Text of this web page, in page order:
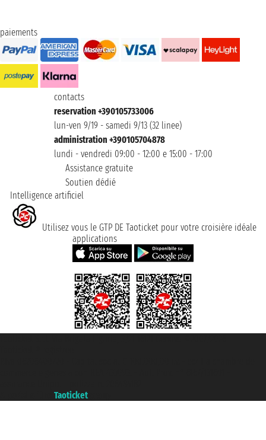
paiements
contacts
reservation +390105733006
lun-ven 9/19 - samedi 9/13 (32 linee)
administration +390105704878
lundi - vendredi 09:00 - 12:00 e 15:00 - 17:00
Assistance gratuite
Soutien dédié
Intelligence artificiel
Utilisez vous le GTP DE Taoticket pour votre croisière idéale
applications
Taoticket